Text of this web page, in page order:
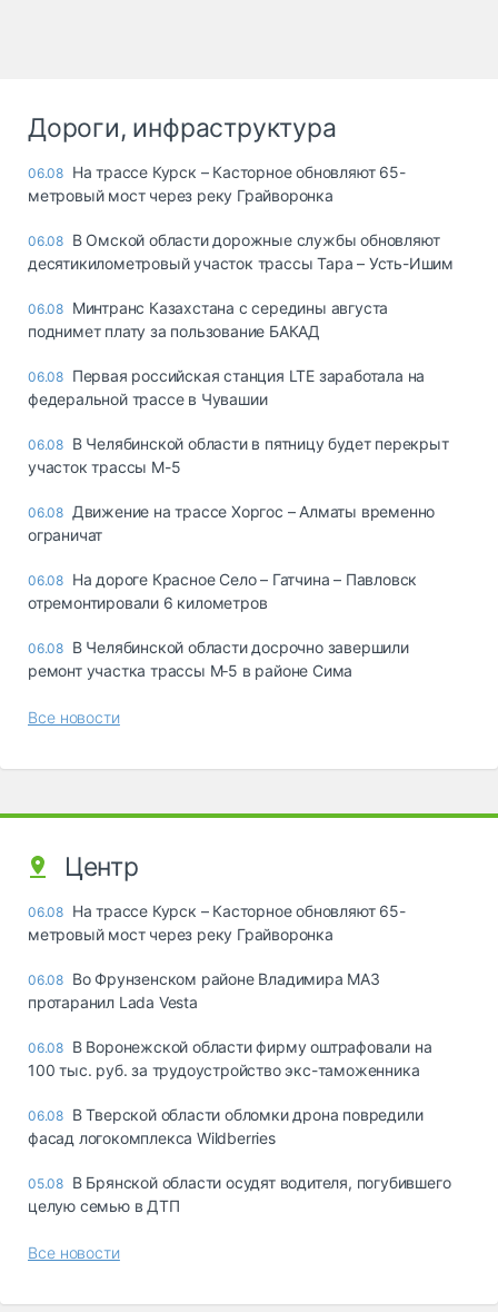
Дороги, инфраструктура
06.08 На трассе Курск – Касторное обновляют 65-
метровый мост через реку Грайворонка
06.08 В Омской области дорожные службы обновляют
десятикилометровый участок трассы Тара – Усть-Ишим
06.08 Минтранс Казахстана с середины августа
поднимет плату за пользование БАКАД
06.08 Первая российская станция LTE заработала на
федеральной трассе в Чувашии
06.08 В Челябинской области в пятницу будет перекрыт
участок трассы М-5
06.08 Движение на трассе Хоргос – Алматы временно
ограничат
06.08 На дороге Красное Село – Гатчина – Павловск
отремонтировали 6 километров
06.08 В Челябинской области досрочно завершили
ремонт участка трассы М‑5 в районе Сима
Все новости
Центр
06.08 На трассе Курск – Касторное обновляют 65-
метровый мост через реку Грайворонка
06.08 Во Фрунзенском районе Владимира МАЗ
протаранил Lada Vesta
06.08 В Воронежской области фирму оштрафовали на
100 тыс. руб. за трудоустройство экс-таможенника
06.08 В Тверской области обломки дрона повредили
фасад логокомплекса Wildberries
05.08 В Брянской области осудят водителя, погубившего
целую семью в ДТП
Все новости